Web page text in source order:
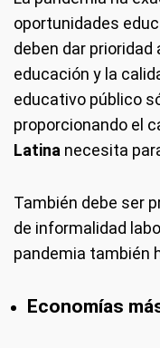
oportunidades
deben dar prioridad
educación y la
educativo público
proporcionando el
Latina necesita
También debe ser
de informalidad
pandemia también
Economías